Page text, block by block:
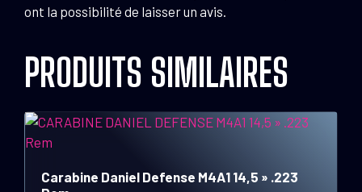
ont la possibilité de laisser un avis.
PRODUITS SIMILAIRES
Carabine Daniel Defense M4A1 14,5 » .223